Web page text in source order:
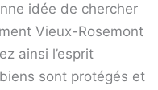
idée de chercher
Vieux-Rosemont
ainsi l’esprit
sont protégés et